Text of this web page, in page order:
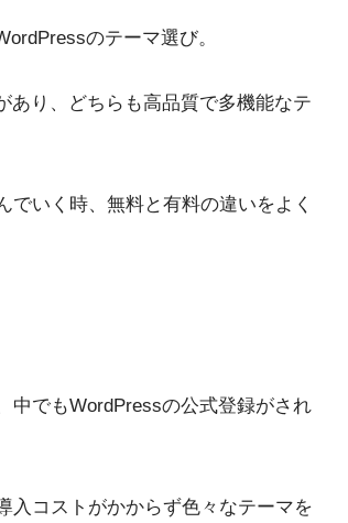
のテーマ選び。
あり、どちらも高品質で多機能なテ
いく時、 無料と有料の違いをよく
中でもWordPressの公式登録がされ
入コストがかからず色々なテーマを